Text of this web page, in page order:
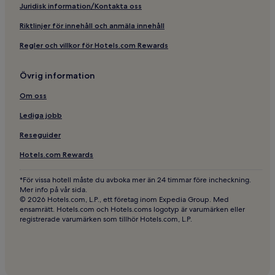
Hotell i närheten av Bedrich Smetana-museet
Spahotell i Prag
Hotell i närheten av Namesti Republiky Station
4-Stjärniga hotell i Prag 1
Lyxhotell i Prag
Hotell med kök i Prag
Hotell med parkering i Prag 1
Hotell i närheten av Koruna-palatset
Lägenhetshotell i Prag 2
5-Stjärniga hotell i Prag
Hotell i närheten av Jan Hus Monument
Pensionat i Prag 1
Juridisk information/Kontakta oss
Riktlinjer för innehåll och anmäla innehåll
Regler och villkor för Hotels.com Rewards
Övrig information
Om oss
Lediga jobb
Reseguider
Hotels.com Rewards
*För vissa hotell måste du avboka mer än 24 timmar före incheckning.
Mer info på vår sida.
© 2026 Hotels.com, L.P., ett företag inom Expedia Group. Med
ensamrätt. Hotels.com och Hotels.coms logotyp är varumärken eller
registrerade varumärken som tillhör Hotels.com, L.P.